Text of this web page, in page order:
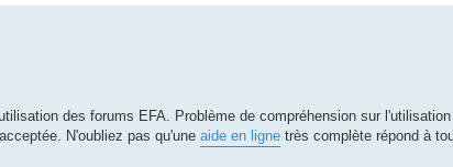
des forums EFA. Problème de compréhension sur l'utilisation
N'oubliez pas qu'une aide en ligne très complète répond à